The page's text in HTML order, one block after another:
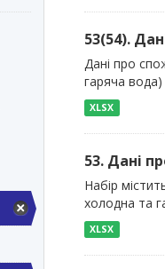
53(54).
Дані про
гаряча вода)
XLSX
53. Дані
Набір
холодна та
XLSX